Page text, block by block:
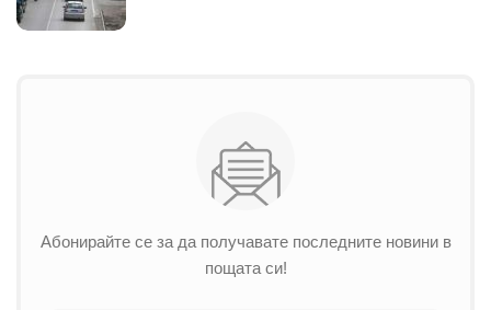
Абонирайте се за да получавате последните новини в
пощата си!